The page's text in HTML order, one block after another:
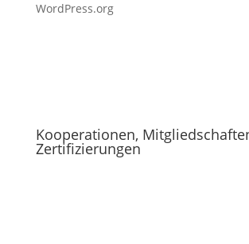
WordPress.org
Kooperationen,
Zertifizierungen